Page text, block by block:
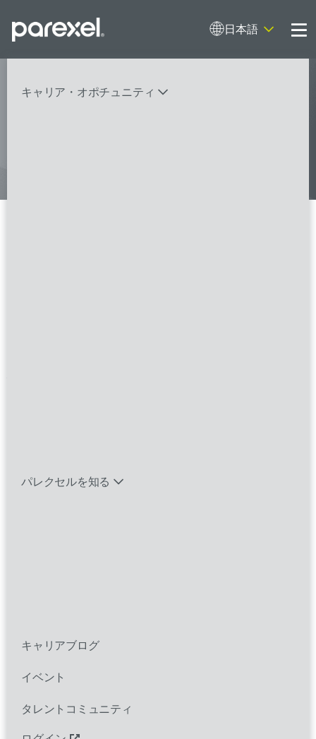
日本語
キャリア・オポチュニティ
パレクセルを知る
キャリアブログ
イベント
タレントコミュニティ
My research opens up new medical
has a direct impact on the projects, teams, and
clients you work with, while helping deliver projects